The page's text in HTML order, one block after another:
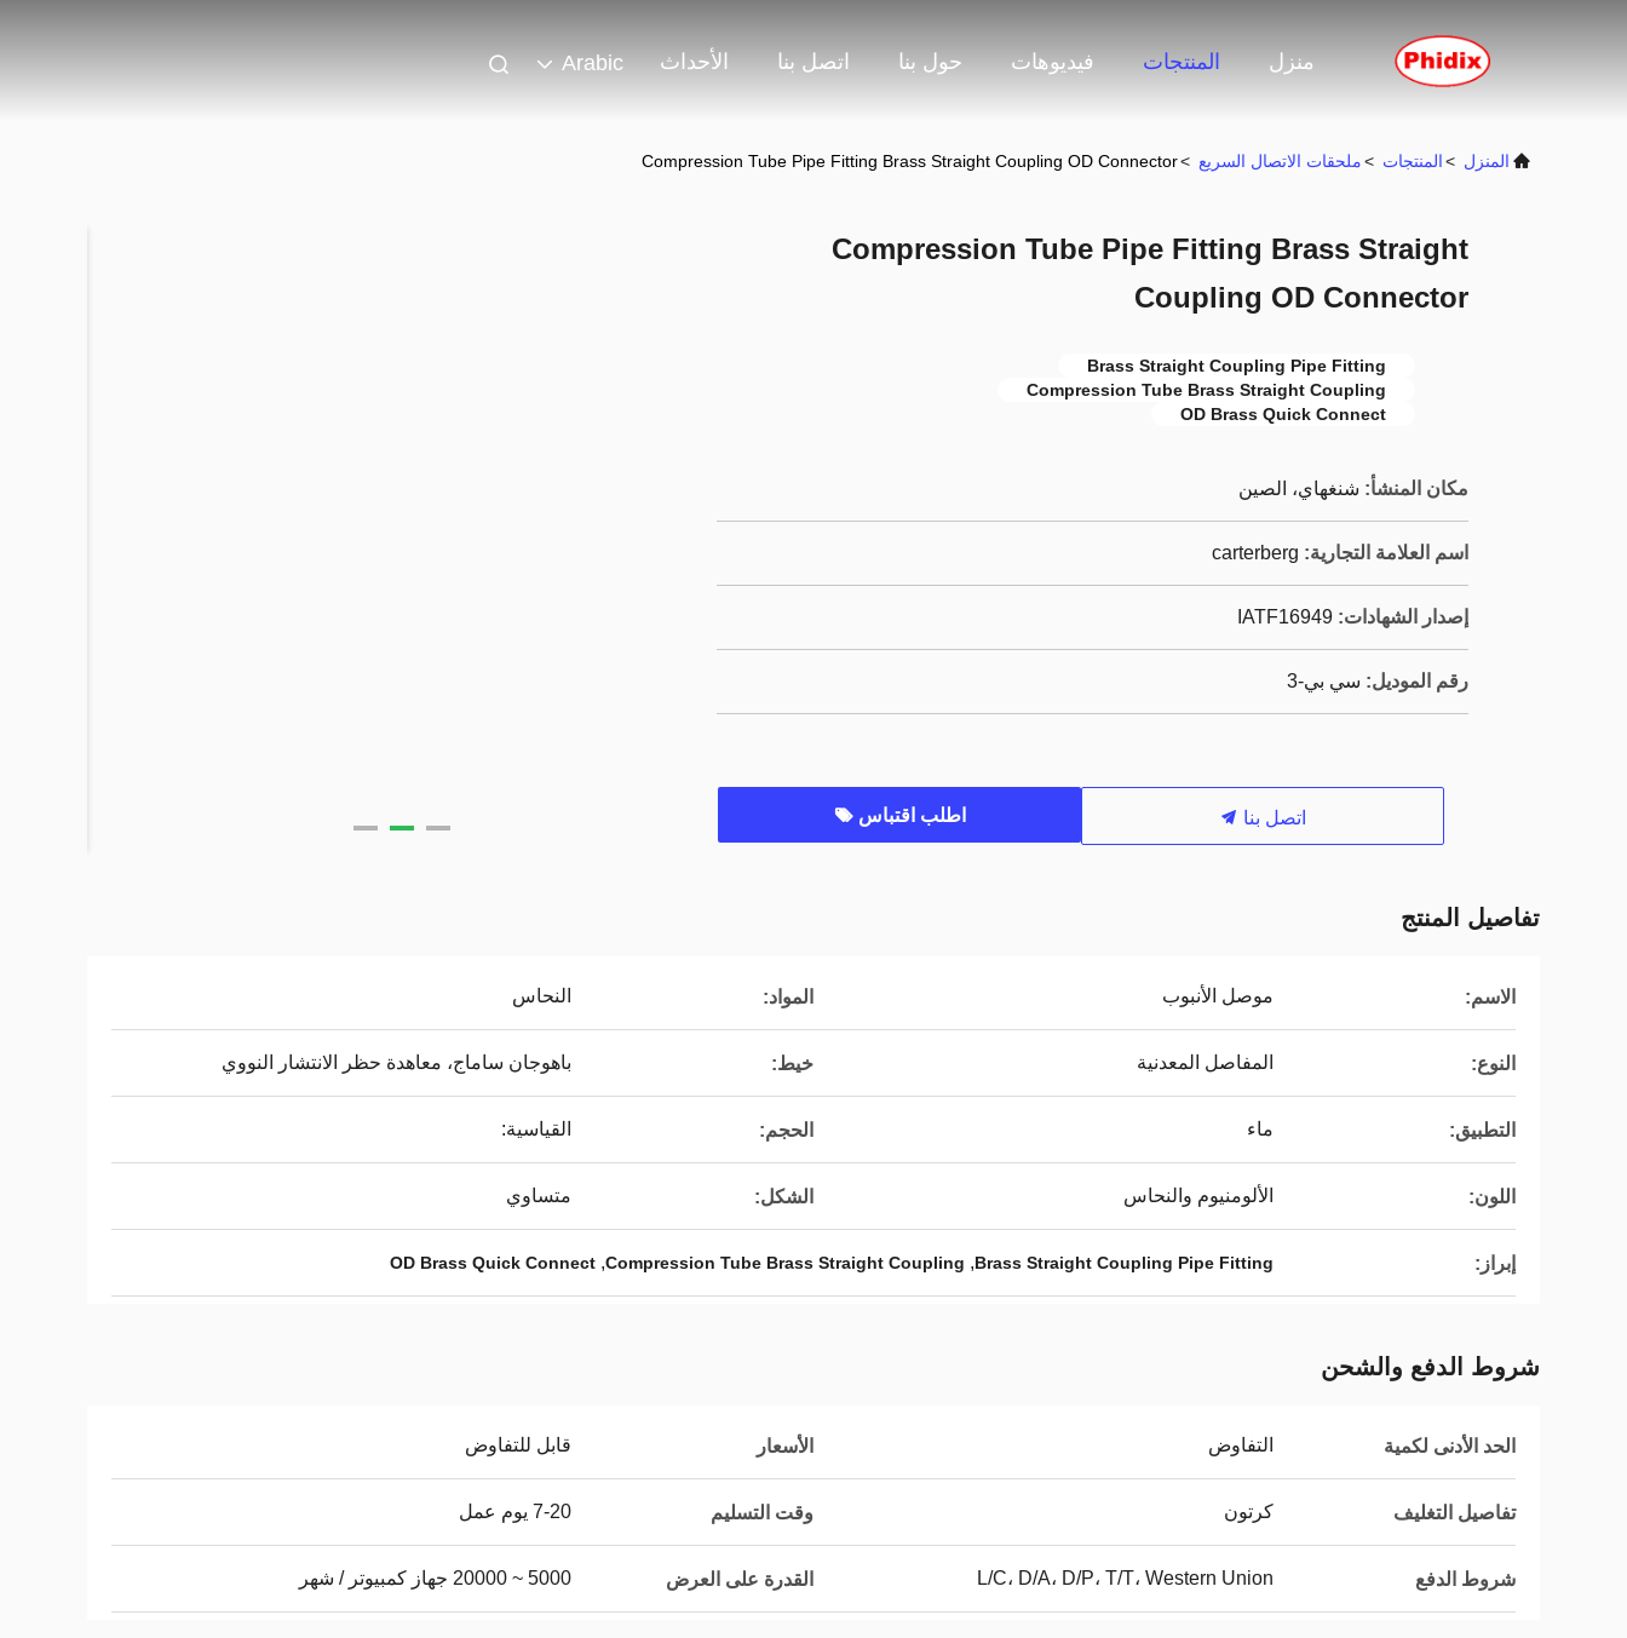
منزل المنتجات فيديوهات حول بنا اتصل بنا الأحداث Arabic
المنزل >المنتجات >ملحقات الاتصال السريع >
Compression Tube Pipe Fitting Brass Straight Coupling OD Connector
Compression Tube Pipe Fitting Brass Straight
Coupling OD Connector
Brass Straight Coupling Pipe Fitting
Compression Tube Brass Straight Coupling
OD Brass Quick Connect
مكان المنشأ: شنغهاي، الصين
اسم العلامة التجارية: carterberg
إصدار الشهادات: IATF16949
رقم الموديل: سي بي-3
اتصل بنا اطلب اقتباس
تفاصيل المنتج
الاسم: موصل الأنبوب المواد: النحاس
النوع: المفاصل المعدنية خيط: باهوجان ساماج، معاهدة حظر الانتشار النووي
التطبيق: ماء الحجم: القياسية:
اللون: الألومنيوم والنحاس الشكل: متساوي
إبراز: Brass Straight Coupling Pipe Fitting
,
Compression Tube Brass Straight Coupling
,
OD Brass Quick Connect
شروط الدفع والشحن
الحد الأدنى لكمية التفاوض الأسعار قابل للتفاوض
تفاصيل التغليف كرتون وقت التسليم 7-20 يوم عمل
شروط الدفع L/C، D/A، D/P، T/T، Western Union القدرة على العرض 5000 ~ 20000 جهاز كمبيوتر / شهر